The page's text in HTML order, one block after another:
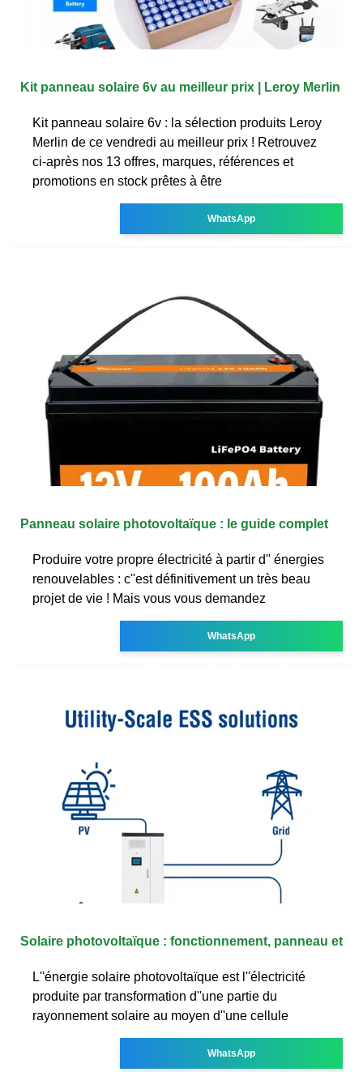
Kit panneau solaire 6v au meilleur prix | Leroy Merlin
Kit panneau solaire 6v : la sélection produits Leroy
Merlin de ce vendredi au meilleur prix ! Retrouvez
ci-après nos 13 offres, marques, références et
promotions en stock prêtes à être
WhatsApp
Panneau solaire photovoltaïque : le guide complet
Produire votre propre électricité à partir d'' énergies
renouvelables : c''est définitivement un très beau
projet de vie ! Mais vous vous demandez
WhatsApp
Solaire photovoltaïque : fonctionnement, panneau et
L''énergie solaire photovoltaïque est l''électricité
produite par transformation d''une partie du
rayonnement solaire au moyen d''une cellule
WhatsApp